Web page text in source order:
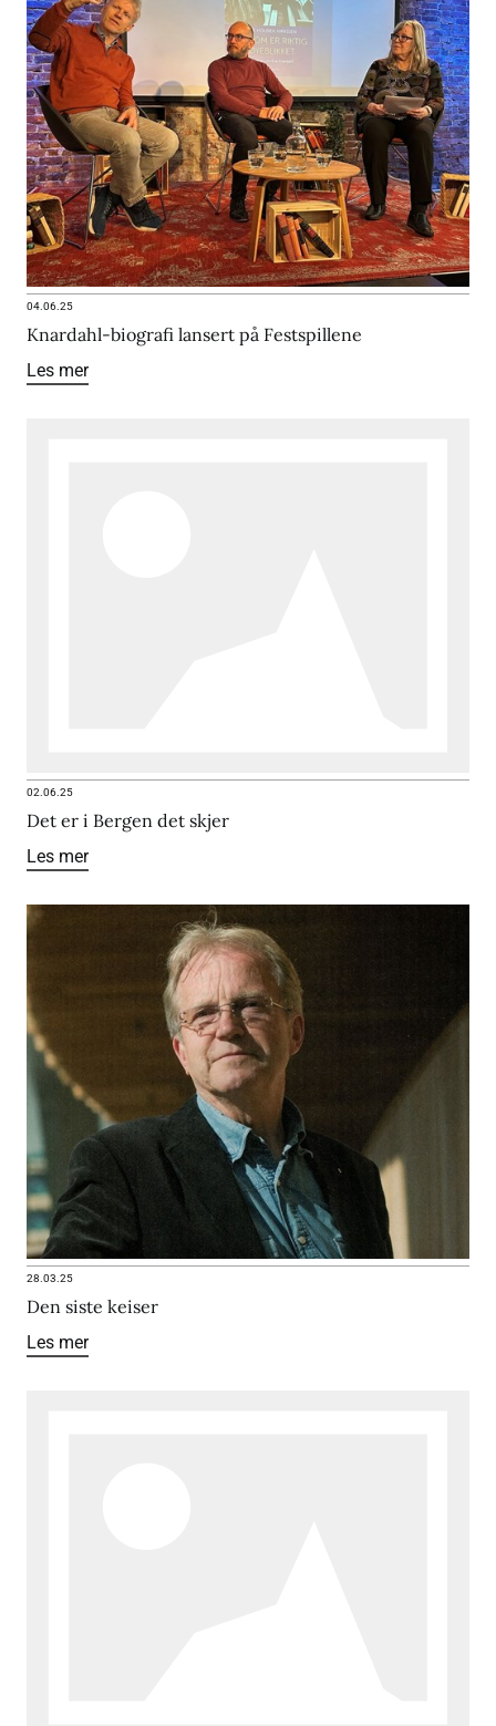
04.06.25
Knardahl-biografi lansert på Festspillene
Les mer
02.06.25
Det er i Bergen det skjer
Les mer
28.03.25
Den siste keiser
Les mer